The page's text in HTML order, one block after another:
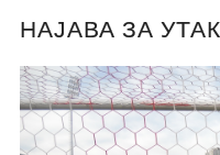
НАЈАВА ЗА